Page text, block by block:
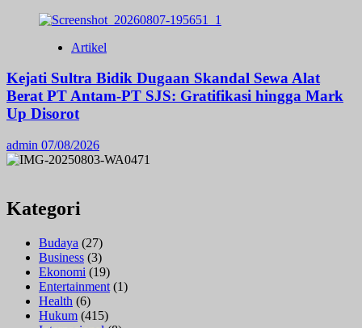
Artikel
Kejati Sultra Bidik Dugaan Skandal Sewa Alat
Berat PT Antam-PT SJS: Gratifikasi hingga Mark
Up Disorot
admin 07/08/2026
Kategori
Budaya (27)
Business (3)
Ekonomi (19)
Entertainment (1)
Health (6)
Hukum (415)